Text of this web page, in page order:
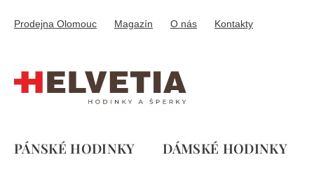
obsah
Prodejna Olomouc Magazín O nás Kontakty
PÁNSKÉ HODINKY DÁMSKÉ HODINKY